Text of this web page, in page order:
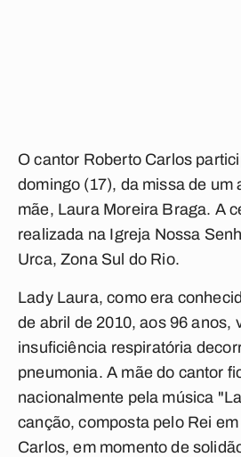
O cantor Roberto Carlos
domingo (17), da missa de um
mãe, Laura Moreira Braga. A
realizada na Igreja Nossa
Urca, Zona Sul do Rio.
Lady Laura, como era
de abril de 2010, aos 96 anos,
insuficiência respiratória
pneumonia. A mãe do cantor
nacionalmente pela música
canção, composta pelo Rei
Carlos, em momento de